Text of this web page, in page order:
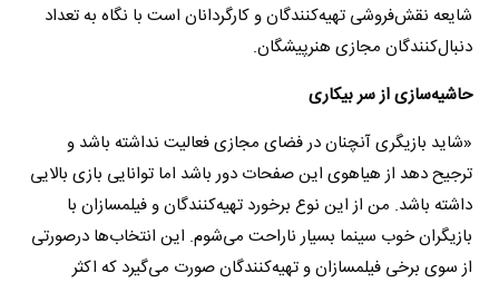
شایعه نقش‌فروشی تهیه‌کنندگان و کارگردانان است با نگاه به تعداد
دنبال‌کنندگان مجازی هنرپیشگان.
حاشیه‌سازی از سر بیکاری
«شاید بازیگری آنچنان در فضای مجازی فعالیت نداشته باشد و
ترجیح دهد از هیاهوی این صفحات دور باشد اما توانایی بازی بالایی
داشته باشد. من از این نوع برخورد تهیه‌کنندگان و فیلمسازان با
بازیگران خوب سینما بسیار ناراحت می‌شوم. این انتخاب‌ها درصورتی
از سوی برخی فیلمسازان و تهیه‌کنندگان صورت می‌گیرد که اکثر